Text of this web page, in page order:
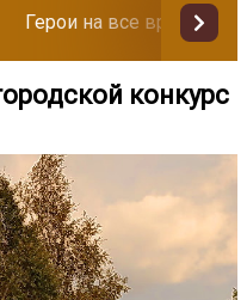
Герои на все времена
конкурс